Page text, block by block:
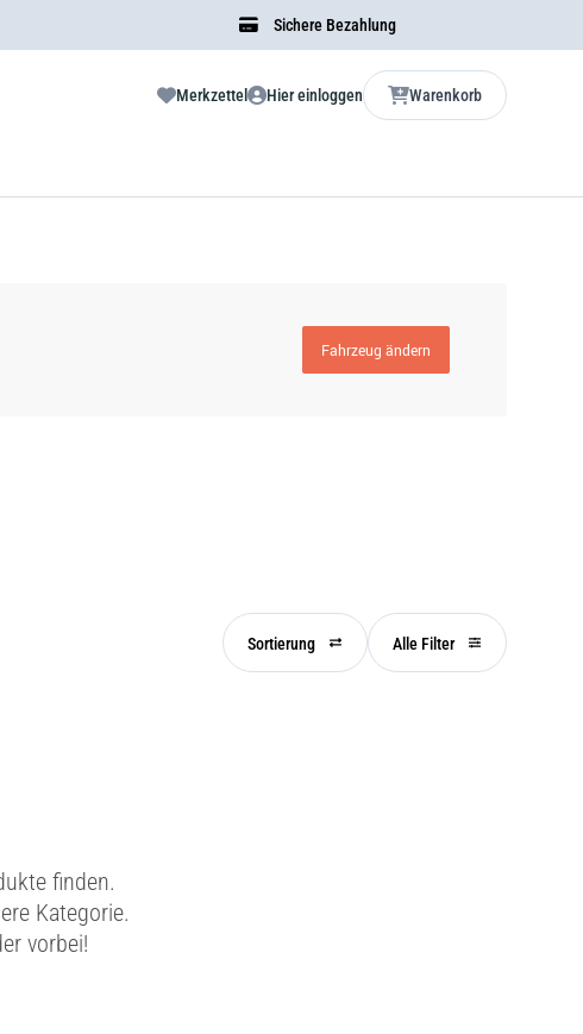
Sichere Bezahlung
Merkzettel Hier einloggen Warenkorb
Fahrzeug ändern
Sortierung Alle Filter
finden.
Kategorie.
vorbei!